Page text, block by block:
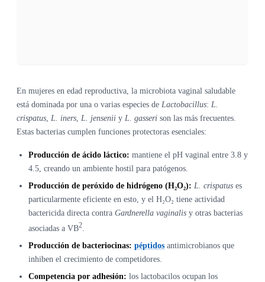
En mujeres en edad reproductiva, la microbiota vaginal saludable
está dominada por una o varias especies de Lactobacillus: L.
crispatus, L. iners, L. jensenii y L. gasseri son las más frecuentes.
Estas bacterias cumplen funciones protectoras esenciales:
Producción de ácido láctico: mantiene el pH vaginal entre 3.8 y
4.5, creando un ambiente hostil para patógenos.
Producción de peróxido de hidrógeno (H₂O₂): L. crispatus es
particularmente eficiente en esto, y el H₂O₂ tiene actividad
bactericida directa contra Gardnerella vaginalis y otras bacterias
asociadas a VB2.
Producción de bacteriocinas: péptidos antimicrobianos que
inhiben el crecimiento de competidores.
Competencia por adhesión: los lactobacilos ocupan los